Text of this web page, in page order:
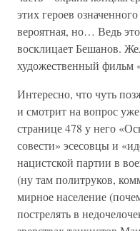
этих героев
вероятная, но… Ведь
восклицает Бешанов.
художественный фильм
Интересно, что чуть
и смотрит на вопрос
странице 478 у него
совести» эсесовцы и
нацистской партии в
(ну там политруков,
мирное население
пострелять в